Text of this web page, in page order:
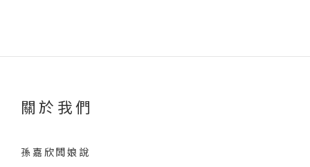
關於我們
孫嘉欣闆娘說